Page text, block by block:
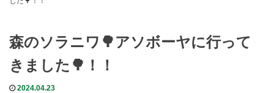
森のソラニワ🌳アソボーヤに行って
きました🌳！！
2024.04.23